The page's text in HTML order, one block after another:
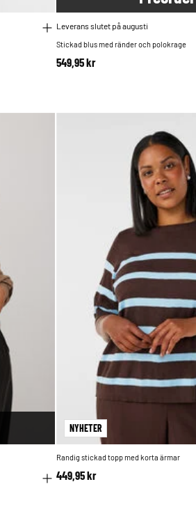
Leverans slutet på augusti
Stickad blus med ränder och polokrage
549,95 kr
NYHETER
Randig stickad topp med korta ärmar
449,95 kr